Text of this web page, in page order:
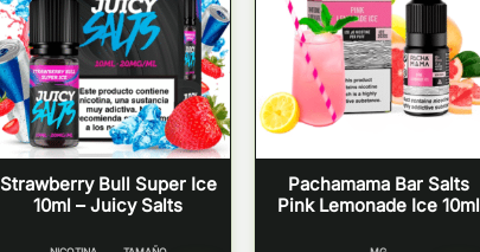
Strawberry Bull Super Ice
10ml – Juicy Salts
Pachamama Bar Salts
Pink Lemonade Ice 10ml